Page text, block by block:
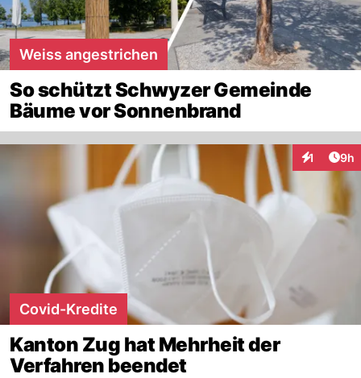
Weiss angestrichen
So schützt Schwyzer Gemeinde
Bäume vor Sonnenbrand
1 9h
Covid-Kredite
Kanton Zug hat Mehrheit der
Verfahren beendet